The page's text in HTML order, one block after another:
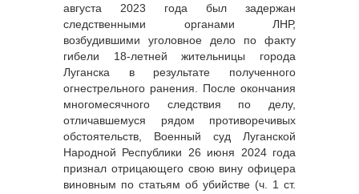
августа 2023 года был задержан
следственными органами ЛНР,
возбудившими уголовное дело по факту
гибели 18-летней жительницы города
Луганска в результате полученного
огнестрельного ранения. После окончания
многомесячного следствия по делу,
отличавшемуся рядом противоречивых
обстоятельств, Военный суд Луганской
Народной Республики 26 июня 2024 года
признал отрицающего свою вину офицера
виновным по статьям об убийстве (ч. 1 ст.